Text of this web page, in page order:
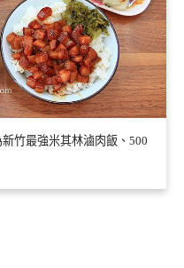
竹最強米其林滷肉飯、500